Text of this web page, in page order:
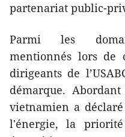
partenariat public-
Parmi les
mentionnés lors de
dirigeants de
démarque.
vietnamien a
l'énergie, la